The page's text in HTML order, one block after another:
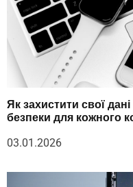
Як захистити свої
безпеки для кожного
03.01.2026